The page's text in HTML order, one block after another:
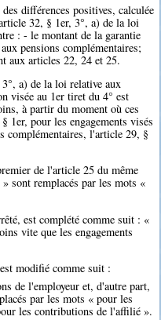
différences positives, calculée
32, § 1er, 3°, a) de la loi
: - le montant de la garantie
pensions complémentaires;
aux articles 22, 24 et 25.
a) de la loi relative aux
visée au 1er tiret du 4° est
à partir du moment où ces
1er, pour les engagements visés
complémentaires, l'article 29, §
de l'article 25 du même
sont remplacés par les mots «
est complété comme suit : «
vite que les engagements
modifié comme suit :
de l'employeur et, d'autre part,
par les mots « pour les
les contributions de l'affilié ».